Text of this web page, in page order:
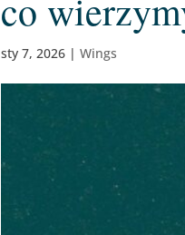
co
sty 7, 2026 |Wings